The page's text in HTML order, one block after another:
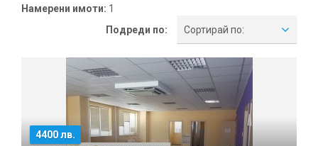
Намерени имоти: 1
Подреди по:
Сортирай по:
4400 лв.